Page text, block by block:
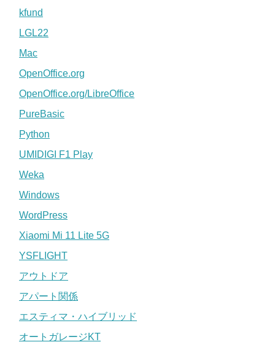
kfund
LGL22
Mac
OpenOffice.org
OpenOffice.org/LibreOffice
PureBasic
Python
UMIDIGI F1 Play
Weka
Windows
WordPress
Xiaomi Mi 11 Lite 5G
YSFLIGHT
アウトドア
アパート関係
エスティマ・ハイブリッド
オートガレージKT